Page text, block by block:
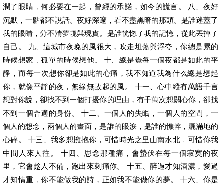
潤了眼睛，何必要在一起，曾經的承諾，如今的謊言。 八、夜好
沉默，一點都不說話。夜好深邃，看不盡黑暗的那頭。是誰迷蓋了
我的眼睛，分不清夢境與現實。是誰恍惚了我的記憶，從此丟掉了
自己。 九、這城市夜晚的風很大，吹走坦蕩與浮夸，你總是累的
時候想家，孤單的時候想他。 十、總是覺每一個夜都是如此的平
靜，而每一次想你卻是如此的心痛，我不知道我為什么總是想起
你，就像平靜的夜，無緣無故起的風。 十一、心中縱有萬語千言
想對你說，卻找不到一個打擾你的理由，有千萬次想關心你，卻找
不到一個合適的身份。 十二、一個人的失眠，一個人的空間，一
個人的想念，兩個人的畫面，是誰的眼淚，是誰的憔悴，灑滿地的
心碎。 十三、我多想擁抱你，可惜時光之里山南水北，可惜你我
中間人來人往。 十四、思念那種痛，會蟄伏在每一個寂寞的夜
里，它會趁人不備，跑出來刺痛你。 十五、醉過才知酒濃，愛過
才知情重，你不能做我的詩，正如我不能做你的夢。 十六、你是